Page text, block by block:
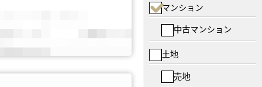
マンション
中古マンション
土地
売地